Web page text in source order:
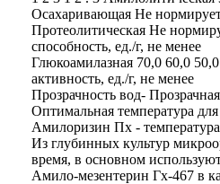
Осахаривающая Не
Протеолитическая Не
способность, ед./г, не менее
Глюкоамилазная 70,0 60,0
активность, ед./г, не менее
Прозрачность вод-
Оптимальная температура
Амилоризин Пх -
Из глубинных культур
время, в основном
Амило-мезентерин Гх-467 в